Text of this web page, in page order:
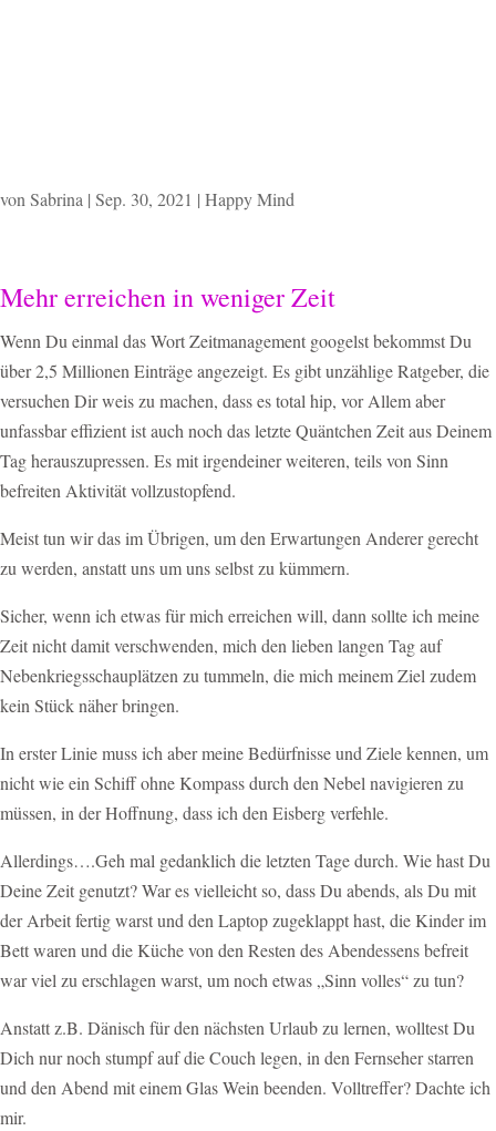
von Sabrina | Sep. 30, 2021 | Happy Mind
Mehr erreichen in weniger Zeit
Wenn Du einmal das Wort Zeitmanagement googelst bekommst Du
über 2,5 Millionen Einträge angezeigt. Es gibt unzählige Ratgeber, die
versuchen Dir weis zu machen, dass es total hip, vor Allem aber
unfassbar effizient ist auch noch das letzte Quäntchen Zeit aus Deinem
Tag herauszupressen. Es mit irgendeiner weiteren, teils von Sinn
befreiten Aktivität vollzustopfend.
Meist tun wir das im Übrigen, um den Erwartungen Anderer gerecht
zu werden, anstatt uns um uns selbst zu kümmern.
Sicher, wenn ich etwas für mich erreichen will, dann sollte ich meine
Zeit nicht damit verschwenden, mich den lieben langen Tag auf
Nebenkriegsschauplätzen zu tummeln, die mich meinem Ziel zudem
kein Stück näher bringen.
In erster Linie muss ich aber meine Bedürfnisse und Ziele kennen, um
nicht wie ein Schiff ohne Kompass durch den Nebel navigieren zu
müssen, in der Hoffnung, dass ich den Eisberg verfehle.
Allerdings….Geh mal gedanklich die letzten Tage durch. Wie hast Du
Deine Zeit genutzt? War es vielleicht so, dass Du abends, als Du mit
der Arbeit fertig warst und den Laptop zugeklappt hast, die Kinder im
Bett waren und die Küche von den Resten des Abendessens befreit
war viel zu erschlagen warst, um noch etwas „Sinn volles“ zu tun?
Anstatt z.B. Dänisch für den nächsten Urlaub zu lernen, wolltest Du
Dich nur noch stumpf auf die Couch legen, in den Fernseher starren
und den Abend mit einem Glas Wein beenden. Volltreffer? Dachte ich
mir.